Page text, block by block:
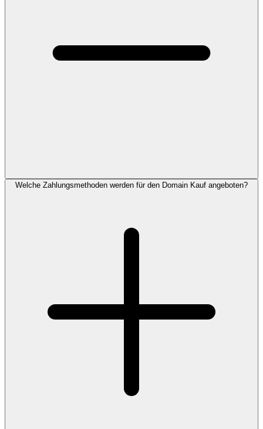
Welche Zahlungsmethoden werden für den Domain Kauf angeboten?